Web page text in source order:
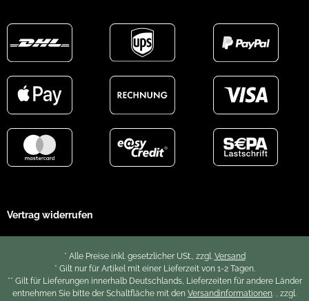
Vertrag widerrufen
* Alle Preise inkl. gesetzlicher USt., zzgl. Versand
* Gilt nur für Artikel mit einer Lieferzeit von 1-2 Tagen.
** Gilt für Lieferungen innerhalb Deutschlands, Lieferzeiten für andere Länder
entnehmen Sie bitte der Schaltfläche mit den Versandinformationen. , zzgl.